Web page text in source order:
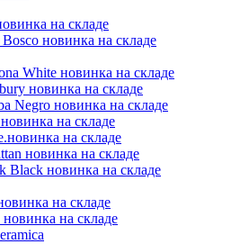
на складе
новинка на складе
White новинка на складе
новинка на складе
Negro новинка на складе
на складе
на складе
новинка на складе
Black новинка на складе
на складе
новинка на складе